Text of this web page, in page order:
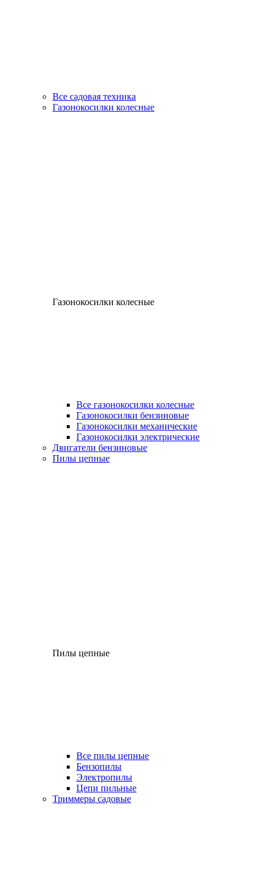
Все садовая техника
Газонокосилки колесные
Газонокосилки колесные
Все газонокосилки колесные
Газонокосилки бензиновые
Газонокосилки механические
Газонокосилки электрические
Двигатели бензиновые
Пилы цепные
Пилы цепные
Все пилы цепные
Бензопилы
Электропилы
Цепи пильные
Триммеры садовые